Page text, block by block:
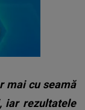
mai cu seamă
iar rezultatele